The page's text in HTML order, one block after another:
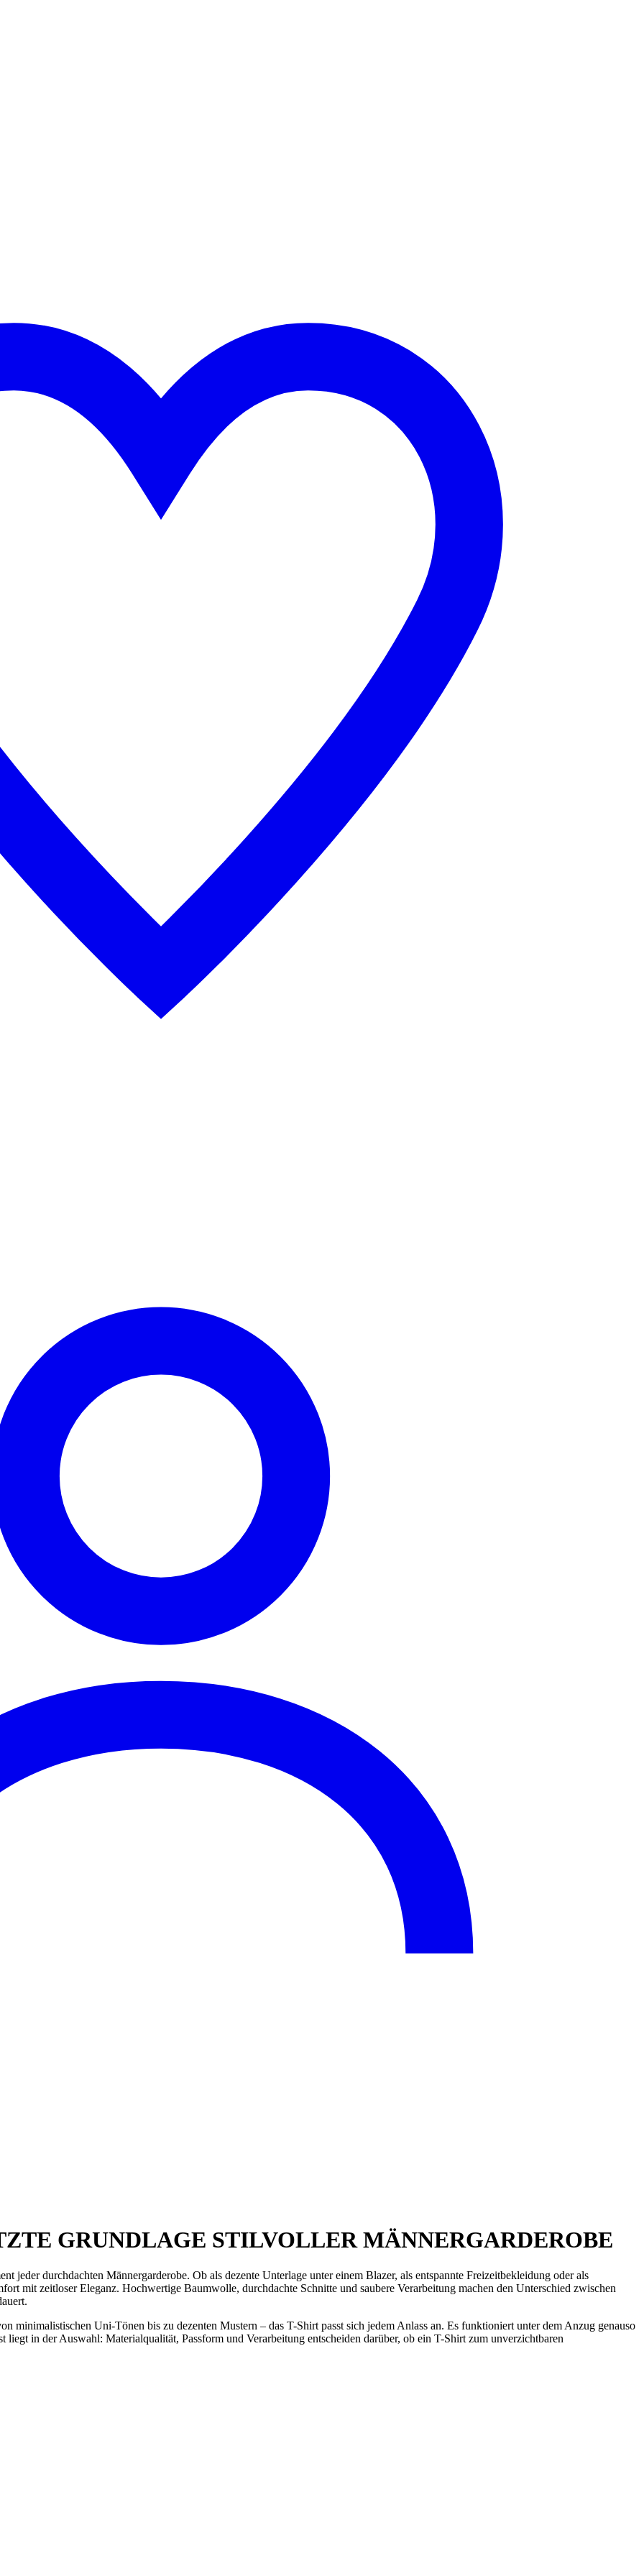
GRUNDLAGE STILVOLLER MÄNNERGARDEROBE
jeder durchdachten Männergarderobe. Ob als dezente Unterlage unter einem Blazer, als entspannte Freizeitbekleidung oder als
mit zeitloser Eleganz. Hochwertige Baumwolle, durchdachte Schnitte und saubere Verarbeitung machen den Unterschied zwischen
minimalistischen Uni-Tönen bis zu dezenten Mustern – das T-Shirt passt sich jedem Anlass an. Es funktioniert unter dem Anzug genauso
in der Auswahl: Materialqualität, Passform und Verarbeitung entscheiden darüber, ob ein T-Shirt zum unverzichtbaren